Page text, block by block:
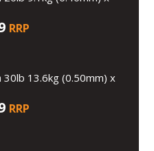
RRP
30lb 13.6kg (0.50mm) x
RRP